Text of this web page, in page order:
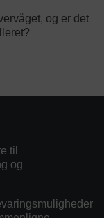
og er det
til
og